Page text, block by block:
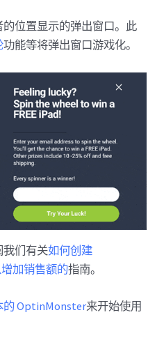
位置显示的弹出窗口。此
功能等将弹出窗口游戏化。
我们有关如何创建
加销售额的指南。
的 OptinMonster来开始使用